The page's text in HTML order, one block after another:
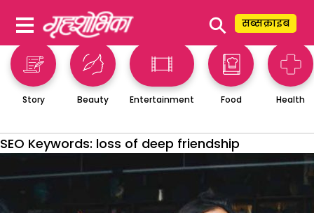
⚲ सब्सक्राइब
Story Beauty Entertainment Food Health
SEO Keywords: loss of deep friendship